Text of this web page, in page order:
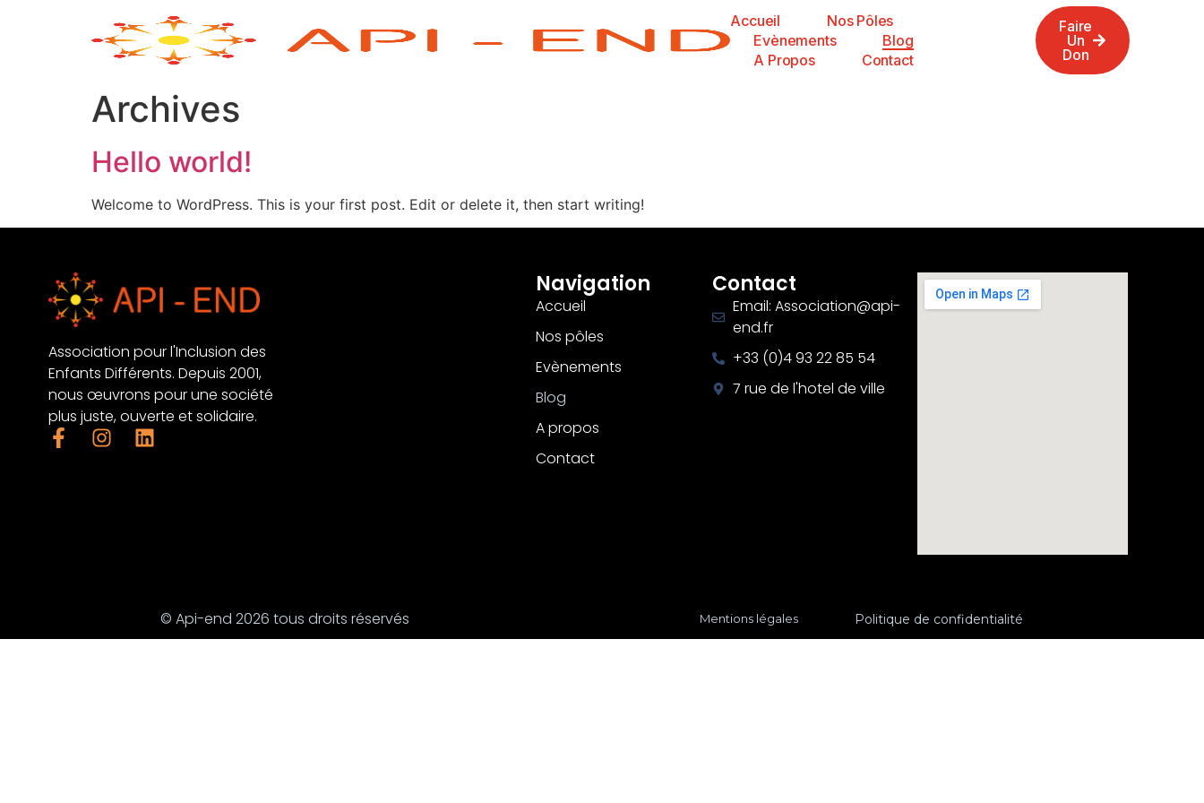
Accueil
Nos Pôles
Evènements
Blog
A Propos
Contact
Faire
Un
Don
Archives
Hello world!
Welcome to WordPress. This is your first post. Edit or delete it, then start writing!
Association pour l'Inclusion des
Enfants Différents. Depuis 2001,
nous œuvrons pour une société
plus juste, ouverte et solidaire.
Navigation
Accueil
Nos pôles
Evènements
Blog
A propos
Contact
Contact
Email: Association@api-
end.fr
+33 (0)4 93 22 85 54
7 rue de l'hotel de ville
© Api-end 2026 tous droits réservés Mentions légales Politique de confidentialité